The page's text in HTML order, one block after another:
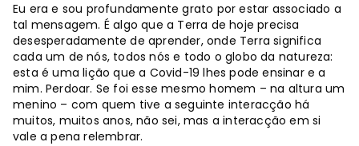
Eu era e sou profundamente grato por estar associado a
tal mensagem. É algo que a Terra de hoje precisa
desesperadamente de aprender, onde Terra significa
cada um de nós, todos nós e todo o globo da natureza:
esta é uma lição que a Covid-19 lhes pode ensinar e a
mim. Perdoar. Se foi esse mesmo homem – na altura um
menino – com quem tive a seguinte interacção há
muitos, muitos anos, não sei, mas a interacção em si
vale a pena relembrar.